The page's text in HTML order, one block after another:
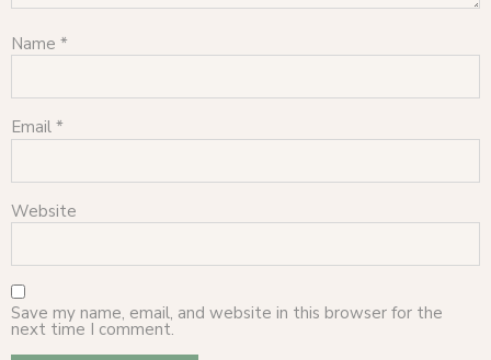
Name *
Email *
Website
Save my name, email, and website in this browser for the
next time I comment.